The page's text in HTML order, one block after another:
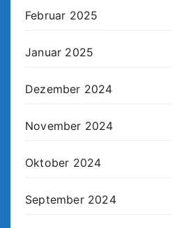
Februar 2025
Januar 2025
Dezember 2024
November 2024
Oktober 2024
September 2024